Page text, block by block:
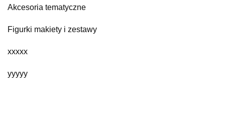
Akcesoria tematyczne
Figurki makiety i zestawy
xxxxx
yyyyy